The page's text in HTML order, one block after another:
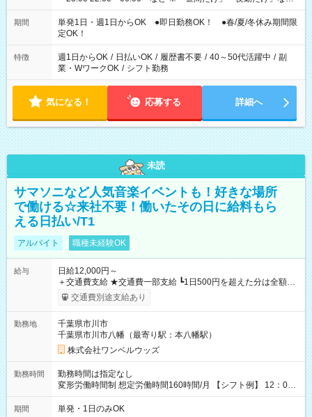
の希望OK
期間
単発1日・週1日からOK ●即日勤務OK！ ●春/夏/冬休み期間限
定OK！
特徴 週1日からOK / 日払いOK / 履歴書不要 / 40～50代活躍中 / 副
業・WワークOK / シフト勤務
気になる！ 応募する 詳細へ
未読
サマソニなど人気音楽イベントも！好きな場所
で働ける☆来社不要！働いたその日に給料もら
える日払い/T1
アルバイト 職種未経験OK
給与
日給12,000円～
＋交通費支給 ★交通費一部支給 ┗1日500円を超えた分は全額支
給！ ※往復500円以内の方は自己負担となります ★日払いOK！
（規定あり） ┗働いたその日に現金GET♪ お仕事後はコンビニ
なし
交通費別途支給あり
勤務地
千葉県市川市
千葉県市川市八幡（最寄り駅：本八幡駅）
株式会社ワンベルウッズ
勤務時間
勤務時間は指定なし
変形労働時間制 想定労働時間160時間/月 【シフト例】 12：00
～22：00
期間 単発・1日のみOK